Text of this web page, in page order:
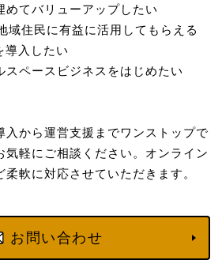
めてバリューアップしたい
域住民に有益に活用してもらえる
導入したい
スペースビジネスをはじめたい
入から運営支援までワンストップで
気軽にご相談ください。オンライン
軟に対応させていただきます。
お問い合わせ